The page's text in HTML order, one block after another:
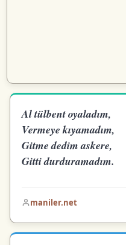
Al tülbent oyaladım,
Vermeye kıyamadım,
Gitme dedim askere,
Gitti durduramadım.
maniler.net